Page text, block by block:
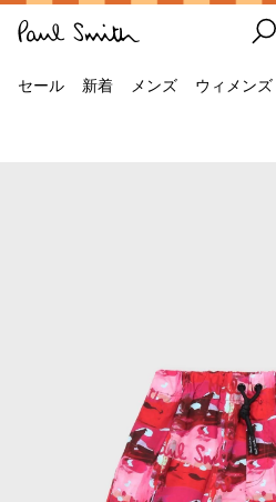
セール 新着 メンズ ウィメンズ